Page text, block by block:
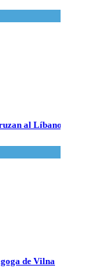
al Líbano
al Líbano
de Vilna